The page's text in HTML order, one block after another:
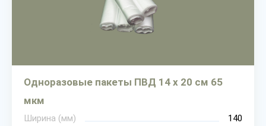
Одноразовые пакеты ПВД 14 х 20 см 65
мкм
Ширина (мм)
140